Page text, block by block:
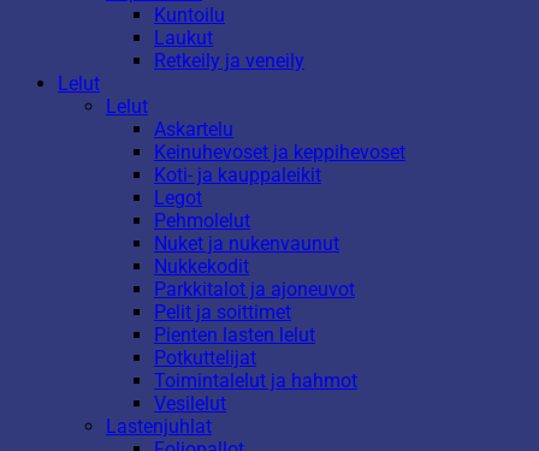
Kuntoilu
Laukut
Retkeily ja veneily
Lelut
Lelut
Askartelu
Keinuhevoset ja keppihevoset
Koti- ja kauppaleikit
Legot
Pehmolelut
Nuket ja nukenvaunut
Nukkekodit
Parkkitalot ja ajoneuvot
Pelit ja soittimet
Pienten lasten lelut
Potkuttelijat
Toimintalelut ja hahmot
Vesilelut
Lastenjuhlat